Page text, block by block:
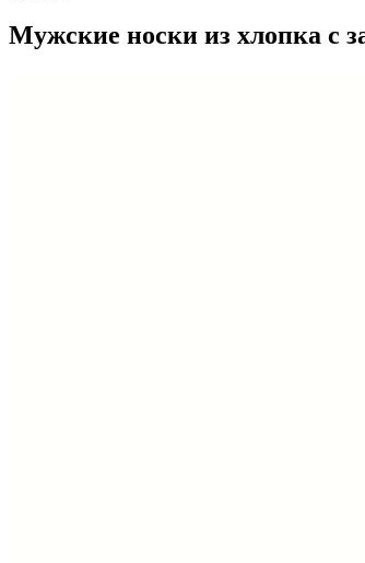
Мужские носки из хлопка с